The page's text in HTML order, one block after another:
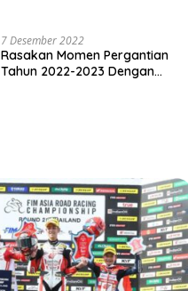
7 Desember 2022
Rasakan Momen Pergantian
Tahun 2022-2023 Dengan